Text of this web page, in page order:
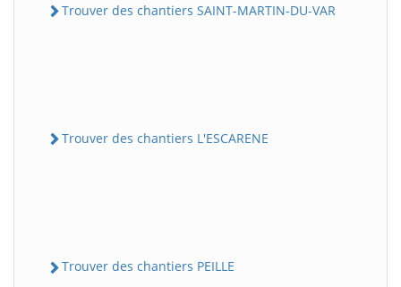
Trouver des chantiers SAINT-MARTIN-DU-VAR
Trouver des chantiers L'ESCARENE
Trouver des chantiers PEILLE